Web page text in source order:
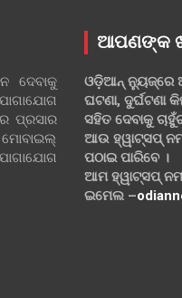
ଦେବାକୁ
ପ୍ରସାର
ଆପଣଙ୍କ
ଓଡ଼ିଆନ୍ ନ୍ୟୁଜ୍‌ରେ
ଘଟଣା, ଦୁର୍ଘଟଣା
ସହିତ ଦେବାକୁ
ଆଉ ହ୍ୱାଟ୍‌ସପ୍
ପଠାଇ ପାରିବେ ।
ଆମ ହ୍ୱାଟ୍‌ସପ୍
ଇମେଲ –